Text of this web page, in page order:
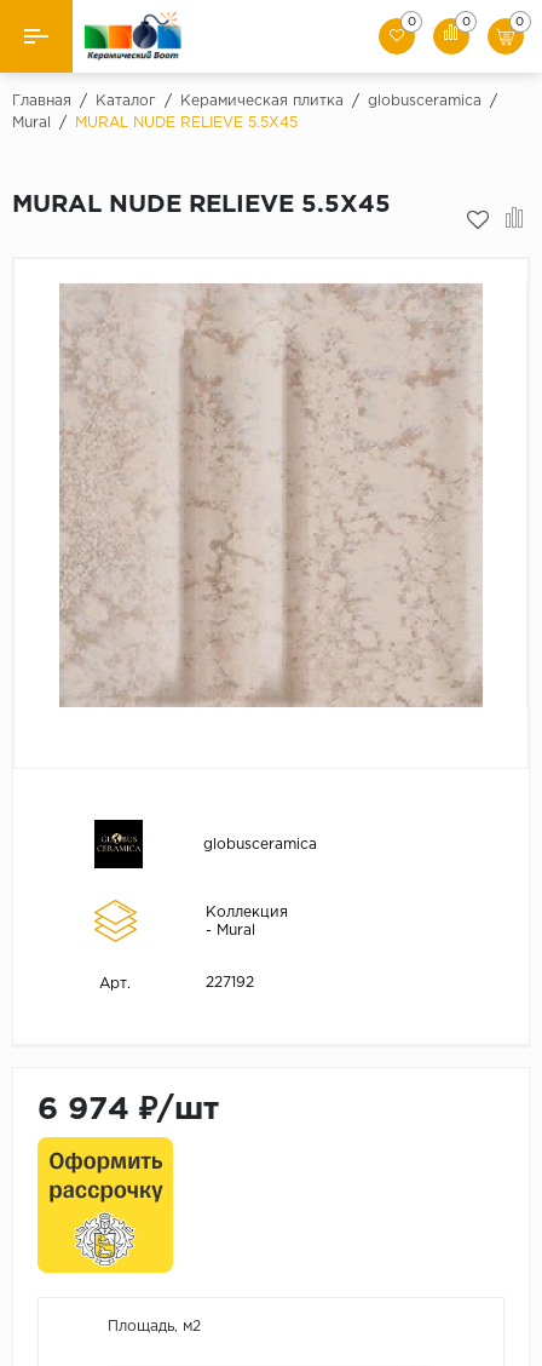
Назад
Керамическая плитка
Искусственный камень
Клинкер
0 0 0
Главная / Каталог / Керамическая плитка / globusceramica
/
Mural
/ MURAL NUDE RELIEVE 5.5X45
MURAL NUDE RELIEVE 5.5X45
globusceramica
Коллекция
- Mural
Арт. 227192
6 974 ₽/шт
Площадь, м2